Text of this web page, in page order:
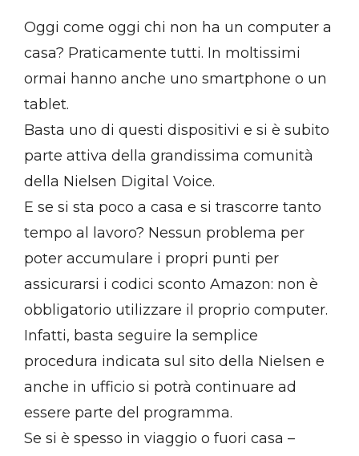
Oggi come oggi chi non ha un computer a
casa? Praticamente tutti. In moltissimi
ormai hanno anche uno smartphone o un
tablet.
Basta uno di questi dispositivi e si è subito
parte attiva della grandissima comunità
della Nielsen Digital Voice.
E se si sta poco a casa e si trascorre tanto
tempo al lavoro? Nessun problema per
poter accumulare i propri punti per
assicurarsi i codici sconto Amazon: non è
obbligatorio utilizzare il proprio computer.
Infatti, basta seguire la semplice
procedura indicata sul sito della Nielsen e
anche in ufficio si potrà continuare ad
essere parte del programma.
Se si è spesso in viaggio o fuori casa –